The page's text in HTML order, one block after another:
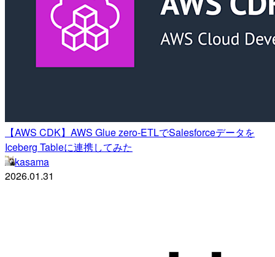
【AWS CDK】AWS Glue zero-ETLでSalesforceデータを
Iceberg Tableに連携してみた
kasama
2026.01.31